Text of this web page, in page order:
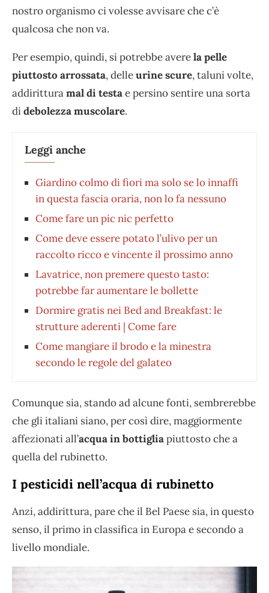
nostro organismo ci volesse avvisare che c’è
qualcosa che non va.
Per esempio, quindi, si potrebbe averela pelle
piuttosto arrossata, delleurine scure, taluni volte,
addiritturamal di testae persino sentire una sorta
didebolezza muscolare.
Leggi anche
Giardino colmo di fiori ma solo se lo innaffi
in questa fascia oraria, non lo fa nessuno
Come fare un pic nic perfetto
Come deve essere potato l’ulivo per un
raccolto ricco e vincente il prossimo anno
Lavatrice, non premere questo tasto:
potrebbe far aumentare le bollette
Dormire gratis nei Bed and Breakfast: le
strutture aderenti | Come fare
Come mangiare il brodo e la minestra
secondo le regole del galateo
Comunque sia, stando ad alcune fonti, sembrerebbe
che gli italiani siano, per così dire, maggiormente
affezionati all’acqua in bottigliapiuttosto che a
quella del rubinetto.
I pesticidi nell’acqua di rubinetto
Anzi, addirittura, pare che il Bel Paese sia, in questo
senso, il primo in classifica in Europa e secondo a
livello mondiale.